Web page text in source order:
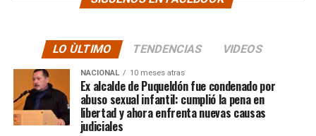
LO ÙLTIMO TENDENCIAS VIDEOS
NACIONAL 10 meses atras
Ex alcalde de Puqueldón fue condenado por
abuso sexual infantil: cumplió la pena en
libertad y ahora enfrenta nuevas causas
judiciales